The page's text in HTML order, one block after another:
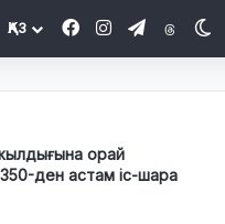
ҚАЗ FacebookInstagram
Telegram
орай
ден астам іс-шара